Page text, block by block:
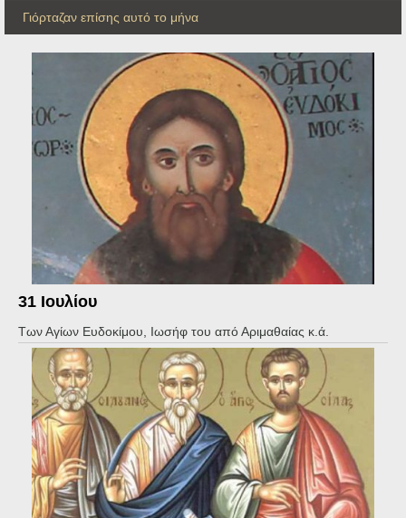
Γιόρταζαν επίσης αυτό το μήνα
31 Ιουλίου
Των Αγίων Ευδοκίμου, Ιωσήφ του από Αριμαθαίας κ.ά.